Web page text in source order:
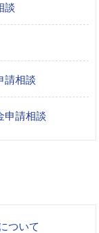
談
請相談
申請相談
ついて